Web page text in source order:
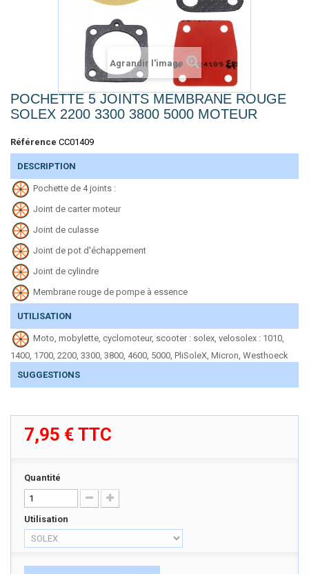
Agrandir l'image
POCHETTE 5 JOINTS MEMBRANE ROUGE
SOLEX 2200 3300 3800 5000 MOTEUR
Référence CC01409
DESCRIPTION
Pochette de 4 joints :
Joint de carter moteur
Joint de culasse
Joint de pot d'échappement
Joint de cylindre
Membrane rouge de pompe à essence
UTILISATION
Moto, mobylette, cyclomoteur, scooter : solex, velosolex : 1010,
1400, 1700, 2200, 3300, 3800, 4600, 5000, PliSoleX, Micron, Westhoeck
SUGGESTIONS
7,95 € TTC
Quantité
Utilisation